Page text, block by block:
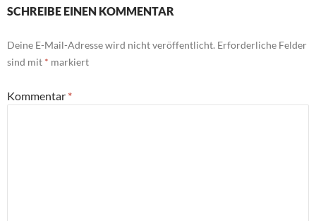
SCHREIBE EINEN KOMMENTAR
Deine E-Mail-Adresse wird nicht veröffentlicht. Erforderliche Felder
sind mit * markiert
Kommentar *